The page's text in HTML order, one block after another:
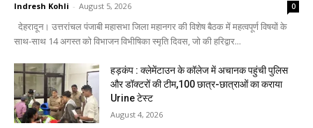
Indresh Kohli - August 5, 2026 0
देहरादून। उत्तरांचल पंजाबी महासभा जिला महानगर की विशेष बैठक में महत्वपूर्ण विषयों के
साथ-साथ 14 अगस्त को विभाजन विभीषिका स्मृति दिवस, जो की हरिद्वार...
हड़कंप : क्लेमेंटाउन के कॉलेज में अचानक पहुंची पुलिस
और डॉक्टरों की टीम,100 छात्र-छात्राओं का कराया
Urine टेस्ट
August 4, 2026